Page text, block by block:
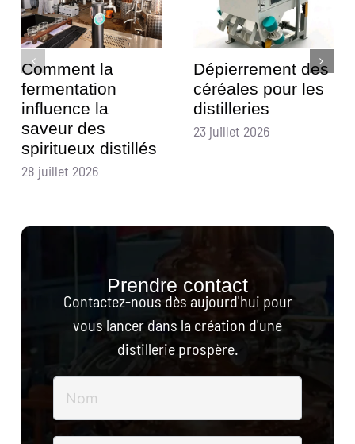
Comment la
fermentation
influence la
saveur des
spiritueux distillés
28 juillet 2026
Dépierrement des
céréales pour les
distilleries
23 juillet 2026
Prendre contact
Contactez-nous dès aujourd'hui pour
vous lancer dans la création d'une
distillerie prospère.